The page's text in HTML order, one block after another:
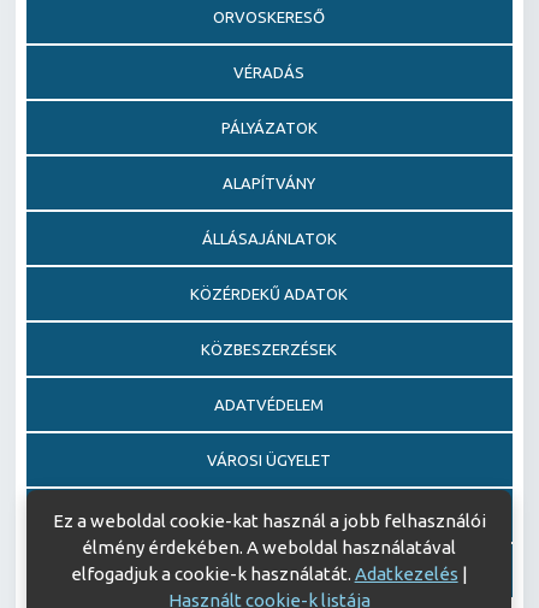
ORVOSKERESŐ
VÉRADÁS
PÁLYÁZATOK
ALAPÍTVÁNY
ÁLLÁSAJÁNLATOK
KÖZÉRDEKŰ ADATOK
KÖZBESZERZÉSEK
ADATVÉDELEM
VÁROSI ÜGYELET
EGÉSZSÉGFEJLESZTŐ KÓRHÁZ DÍJ PÁLYÁZAT
AJÁNDÉKOZÁSI OKIRATOK
Ez a weboldal cookie-kat használ a jobb felhasználói
élmény érdekében. A weboldal használatával
elfogadjuk a cookie-k használatát. Adatkezelés |
Használt cookie-k listája